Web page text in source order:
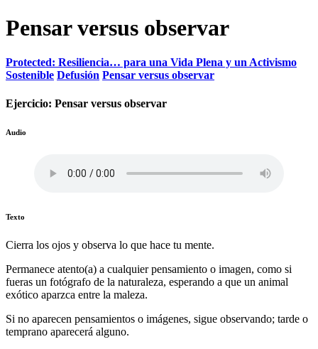
Pensar versus observar
Protected: Resiliencia… para una Vida Plena y un Activismo
Sostenible Defusión Pensar versus observar
Ejercicio: Pensar versus observar
Audio
Texto
Cierra los ojos y observa lo que hace tu mente.
Permanece atento(a) a cualquier pensamiento o imagen, como si
fueras un fotógrafo de la naturaleza, esperando a que un animal
exótico aparzca entre la maleza.
Si no aparecen pensamientos o imágenes, sigue observando; tarde o
temprano aparecerá alguno.